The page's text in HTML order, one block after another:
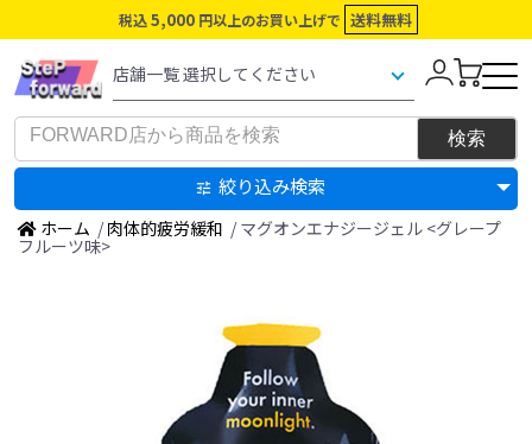
税込 5,000 円以上のお買い上げで 送料無料
絞り込み検索
ホーム / 肉体的疲労緩和 / マグオンエナジージェル <グレープ
フルーツ味>